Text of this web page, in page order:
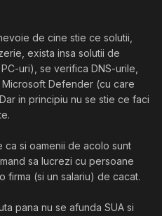
de cine stie ce solutii,
exista insa solutii de
uri), se verifica DNS-urile,
Microsoft Defender (cu care
in principiu nu se stie ce faci
ca si oamenii de acolo sunt
sa lucrezi cu persoane
firma (si un salariu) de cacat.
pana nu se afunda SUA si